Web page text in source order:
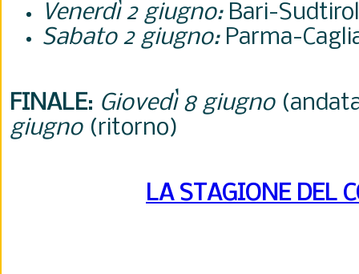
Venerdì 2 giugno:Bari-
Sabato 2 giugno:Parma-
FINALE: Giovedì 8 giugno
giugno(ritorno)
LA STAGIONE DEL